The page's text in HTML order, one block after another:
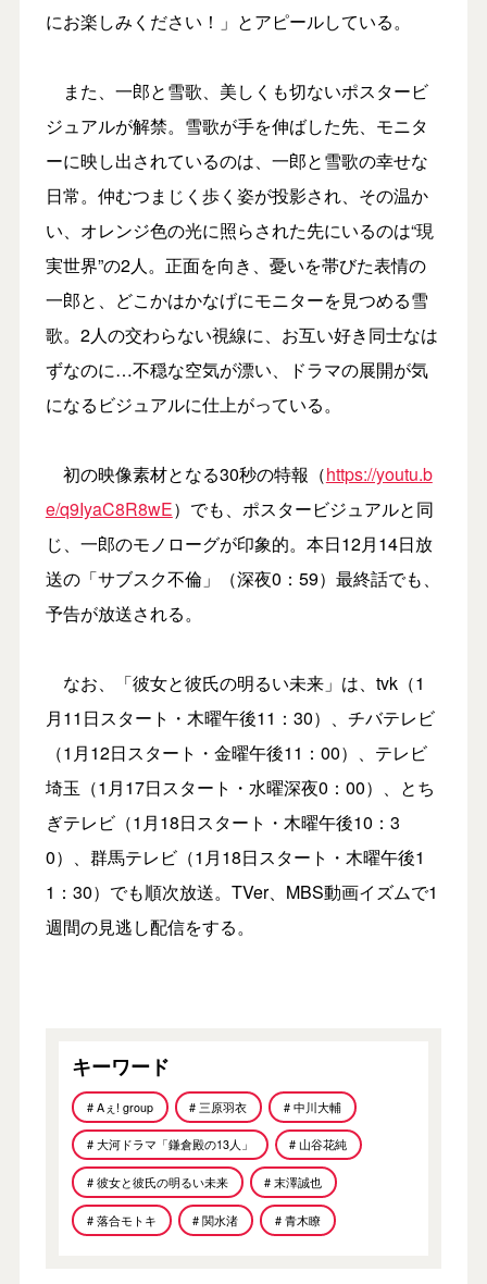
にお楽しみください！」とアピールしている。
また、一郎と雪歌、美しくも切ないポスタービ
ジュアルが解禁。雪歌が手を伸ばした先、モニタ
ーに映し出されているのは、一郎と雪歌の幸せな
日常。仲むつまじく歩く姿が投影され、その温か
い、オレンジ色の光に照らされた先にいるのは“現
実世界”の2人。正面を向き、憂いを帯びた表情の
一郎と、どこかはかなげにモニターを見つめる雪
歌。2人の交わらない視線に、お互い好き同士なは
ずなのに…不穏な空気が漂い、ドラマの展開が気
になるビジュアルに仕上がっている。
初の映像素材となる30秒の特報（https://youtu.b
e/q9IyaC8R8wE）でも、ポスタービジュアルと同
じ、一郎のモノローグが印象的。本日12月14日放
送の「サブスク不倫」（深夜0：59）最終話でも、
予告が放送される。
なお、「彼女と彼氏の明るい未来」は、tvk（1
月11日スタート・木曜午後11：30）、チバテレビ
（1月12日スタート・金曜午後11：00）、テレビ
埼玉（1月17日スタート・水曜深夜0：00）、とち
ぎテレビ（1月18日スタート・木曜午後10：3
0）、群馬テレビ（1月18日スタート・木曜午後1
1：30）でも順次放送。TVer、MBS動画イズムで1
週間の見逃し配信をする。
キーワード
# Aぇ! group # 三原羽衣 # 中川大輔
# 大河ドラマ「鎌倉殿の13人」 # 山谷花純
# 彼女と彼氏の明るい未来 # 末澤誠也
# 落合モトキ # 関水渚 # 青木瞭